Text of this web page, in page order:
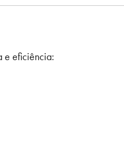
e eficiência: